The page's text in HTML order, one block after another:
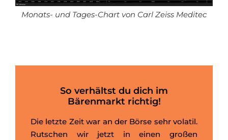
Monats- und Tages-Chart von Carl Zeiss Meditec
So verhältst du dich im
Bärenmarkt richtig!
Die letzte Zeit war an der Börse sehr volatil.
Rutschen wir jetzt in einen großen